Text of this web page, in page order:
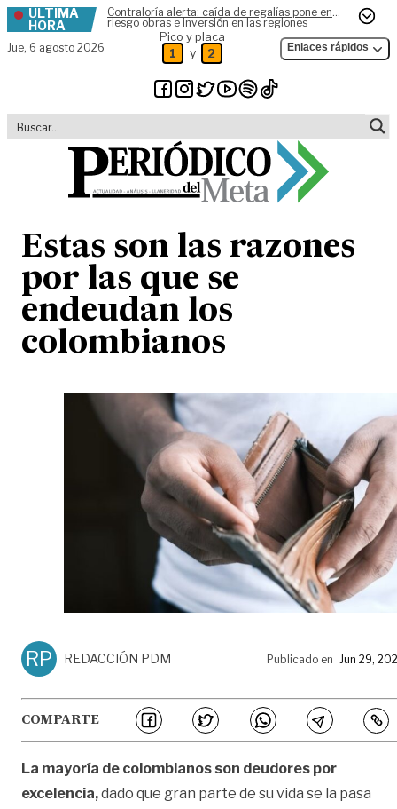
Skip to content
ÚLTIMA
HORA
Contraloría alerta: caída de regalías pone en
riesgo obras e inversión en las regiones
Jue, 6 agosto 2026
Pico y placa
1 y 2 Enlaces rápidos
Estas son las razones
por las que se
endeudan los
colombianos
RP REDACCIÓN PDM Publicado en Jun 29,
COMPARTE
La mayoría de colombianos son deudores por
excelencia,dado que gran parte de su vida se la pasa